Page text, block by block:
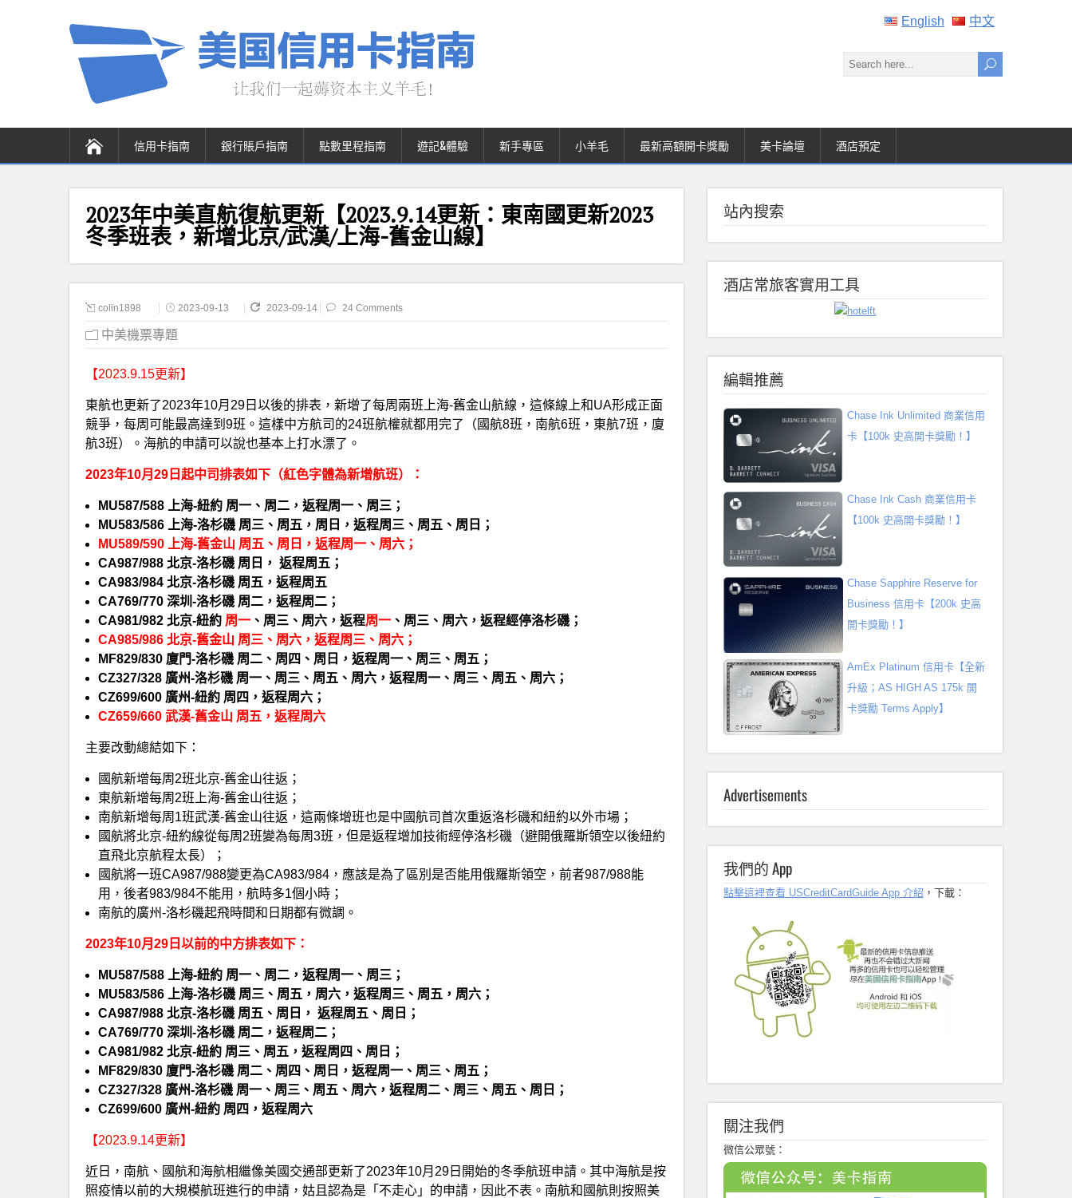
English 中文
信用卡指南 銀行賬戶指南 點數里程指南 遊記&體驗 新手專區 小羊毛 最新高額開卡獎勵 美卡論壇 酒店預定
2023年中美直航復航更新【2023.9.14更新：東南國更新2023
冬季班表，新增北京/武漢/上海-舊金山線】
colin1898 2023-09-13 2023-09-14 24 Comments
中美機票專題
【2023.9.15更新】
東航也更新了2023年10月29日以後的排表，新增了每周兩班上海-舊金山航線，這條線上和UA形成正面
競爭，每周可能最高達到9班。這樣中方航司的24班航權就都用完了（國航8班，南航6班，東航7班，廈
航3班）。海航的申請可以說也基本上打水漂了。
2023年10月29日起中司排表如下（紅色字體為新增航班）：
MU587/588 上海-紐約 周一、周二，返程周一、周三；
MU583/586 上海-洛杉磯 周三、周五，周日，返程周三、周五、周日；
MU589/590 上海-舊金山 周五、周日，返程周一、周六；
CA987/988 北京-洛杉磯 周日， 返程周五；
CA983/984 北京-洛杉磯 周五，返程周五
CA769/770 深圳-洛杉磯 周二，返程周二；
CA981/982 北京-紐約 周一 、周三、周六，返程周一 、周三、周六，返程經停洛杉磯；
CA985/986 北京-舊金山 周三、周六，返程周三、周六；
MF829/830 廈門-洛杉磯 周二、周四、周日，返程周一、周三、周五；
CZ327/328 廣州-洛杉磯 周一、周三、周五、周六，返程周一、周三、周五、周六；
CZ699/600 廣州-紐約 周四，返程周六；
CZ659/660 武漢-舊金山 周五，返程周六
主要改動總結如下：
國航新增每周2班北京-舊金山往返；
東航新增每周2班上海-舊金山往返；
南航新增每周1班武漢-舊金山往返，這兩條增班也是中國航司首次重返洛杉磯和紐約以外市場；
國航將北京-紐約線從每周2班變為每周3班，但是返程增加技術經停洛杉磯（避開俄羅斯領空以後紐約
直飛北京航程太長）；
國航將一班CA987/988變更為CA983/984，應該是為了區別是否能用俄羅斯領空，前者987/988能
用，後者983/984不能用，航時多1個小時；
南航的廣州-洛杉磯起飛時間和日期都有微調。
2023年10月29日以前的中方排表如下：
MU587/588 上海-紐約 周一、周二，返程周一、周三；
MU583/586 上海-洛杉磯 周三、周五，周六，返程周三、周五，周六；
CA987/988 北京-洛杉磯 周五、周日， 返程周五、周日；
CA769/770 深圳-洛杉磯 周二，返程周二；
CA981/982 北京-紐約 周三、周五，返程周四、周日；
MF829/830 廈門-洛杉磯 周二、周四、周日，返程周一、周三、周五；
CZ327/328 廣州-洛杉磯 周一、周三、周五、周六，返程周二、周三、周五、周日；
CZ699/600 廣州-紐約 周四，返程周六
【2023.9.14更新】
近日，南航、國航和海航相繼像美國交通部更新了2023年10月29日開始的冬季航班申請。其中海航是按
照疫情以前的大規模航班進行的申請，姑且認為是「不走心」的申請，因此不表。南航和國航則按照美
站內搜索
酒店常旅客實用工具
編輯推薦
Chase Ink Unlimited 商業信用
卡【100k 史高開卡獎勵！】
Chase Ink Cash 商業信用卡
【100k 史高開卡獎勵！】
Chase Sapphire Reserve for
Business 信用卡【200k 史高
開卡獎勵！】
AmEx Platinum 信用卡【全新
升級；AS HIGH AS 175k 開
卡獎勵 Terms Apply】
Advertisements
我們的 App
點擊這裡查看 USCreditCardGuide App 介紹 ，下載：
關注我們
微信公眾號：